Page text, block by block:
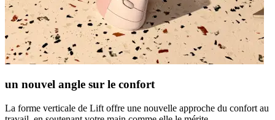
un nouvel angle sur le confort
La forme verticale de Lift offre une nouvelle approche du confort au